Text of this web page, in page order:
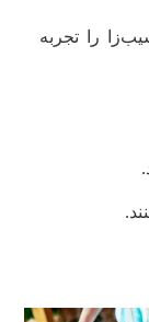
را تجربه